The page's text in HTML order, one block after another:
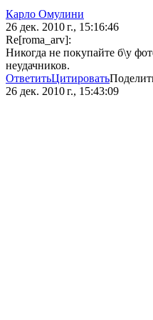
Карло Омулини
26 дек. 2010 г., 15:16:46
Re[roma_arv]:
Никогда не покупайте б\у
неудачников.
ОтветитьЦитировать
26 дек. 2010 г., 15:43:09